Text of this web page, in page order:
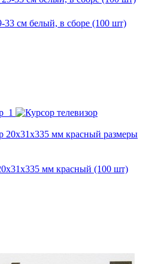
см белый, в сборе (100 шт)
мм красный (100 шт)